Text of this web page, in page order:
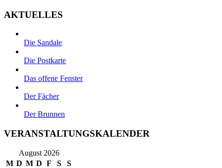
AKTUELLES
Die Sandale
Die Postkarte
Das offene Fenster
Der Fächer
Der Brunnen
VERANSTALTUNGSKALENDER
August 2026
M D M D F S S